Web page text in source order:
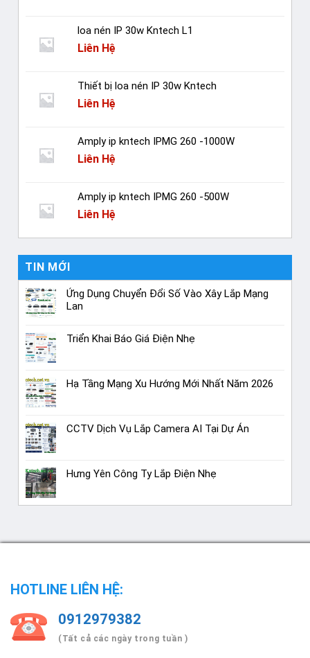
loa nén IP 30w Kntech L1
Liên Hệ
Thiết bị loa nén IP 30w Kntech
Liên Hệ
Amply ip kntech IPMG 260 -1000W
Liên Hệ
Amply ip kntech IPMG 260 -500W
Liên Hệ
TIN MỚI
Ứng Dụng Chuyển Đổi Số Vào Xây Lắp Mạng
Lan
Triển Khai Báo Giá Điện Nhẹ
Hạ Tầng Mạng Xu Hướng Mới Nhất Năm 2026
CCTV Dịch Vụ Lắp Camera AI Tại Dự Án
Hưng Yên Công Ty Lắp Điện Nhẹ
HOTLINE LIÊN HỆ:
0912979382
(Tất cả các ngày trong tuần )